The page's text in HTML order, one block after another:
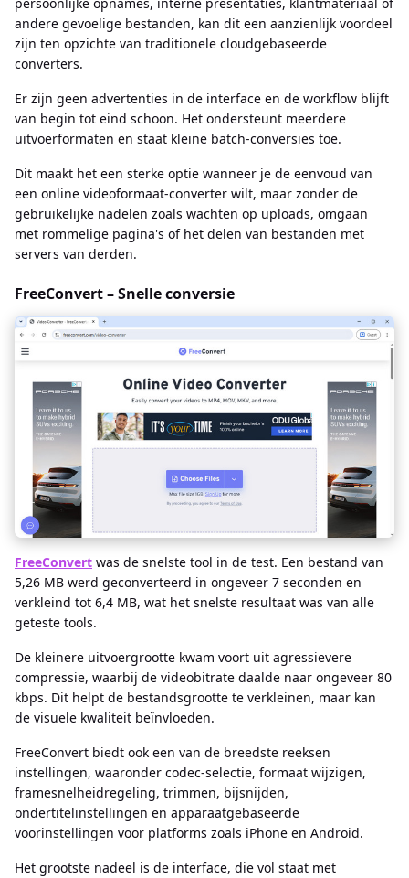
andere gevoelige bestanden, kan dit een aanzienlijk voordeel
zijn ten opzichte van traditionele cloudgebaseerde
converters.
Er zijn geen advertenties in de interface en de workflow blijft
van begin tot eind schoon. Het ondersteunt meerdere
uitvoerformaten en staat kleine batch-conversies toe.
Dit maakt het een sterke optie wanneer je de eenvoud van
een online videoformaat-converter wilt, maar zonder de
gebruikelijke nadelen zoals wachten op uploads, omgaan
met rommelige pagina's of het delen van bestanden met
servers van derden.
FreeConvert – Snelle conversie
FreeConvert was de snelste tool in de test. Een bestand van
5,26 MB werd geconverteerd in ongeveer 7 seconden en
verkleind tot 6,4 MB, wat het snelste resultaat was van alle
geteste tools.
De kleinere uitvoergrootte kwam voort uit agressievere
compressie, waarbij de videobitrate daalde naar ongeveer 80
kbps. Dit helpt de bestandsgrootte te verkleinen, maar kan
de visuele kwaliteit beïnvloeden.
FreeConvert biedt ook een van de breedste reeksen
instellingen, waaronder codec-selectie, formaat wijzigen,
framesnelheidregeling, trimmen, bijsnijden,
ondertitelinstellingen en apparaatgebaseerde
voorinstellingen voor platforms zoals iPhone en Android.
Het grootste nadeel is de interface, die vol staat met